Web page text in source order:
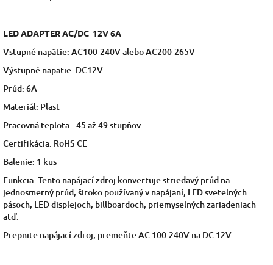
LED ADAPTER AC/DC 12V 6A
Vstupné napätie: AC100-240V alebo AC200-265V
Výstupné napätie: DC12V
Prúd: 6A
Materiál: Plast
Pracovná teplota: -45 až 49 stupňov
Certifikácia: RoHS CE
Balenie: 1 kus
Funkcia: Tento napájací zdroj konvertuje striedavý prúd na
jednosmerný prúd, široko používaný v napájaní, LED svetelných
pásoch, LED displejoch, billboardoch, priemyselných zariadeniach
atď.
Prepnite napájací zdroj, premeňte AC 100-240V na DC 12V.